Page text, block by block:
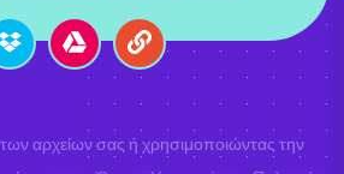
αρχείων σας ή χρησιμοποιώντας την